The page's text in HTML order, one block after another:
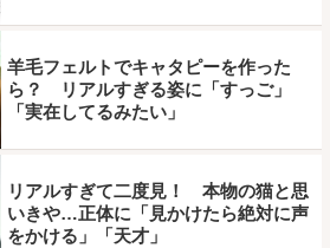
羊毛フェルトでキャタピーを作った
ら？ リアルすぎる姿に「すっご」
「実在してるみたい」
リアルすぎて二度見！ 本物の猫と思
いきや…正体に「見かけたら絶対に声
をかける」「天才」